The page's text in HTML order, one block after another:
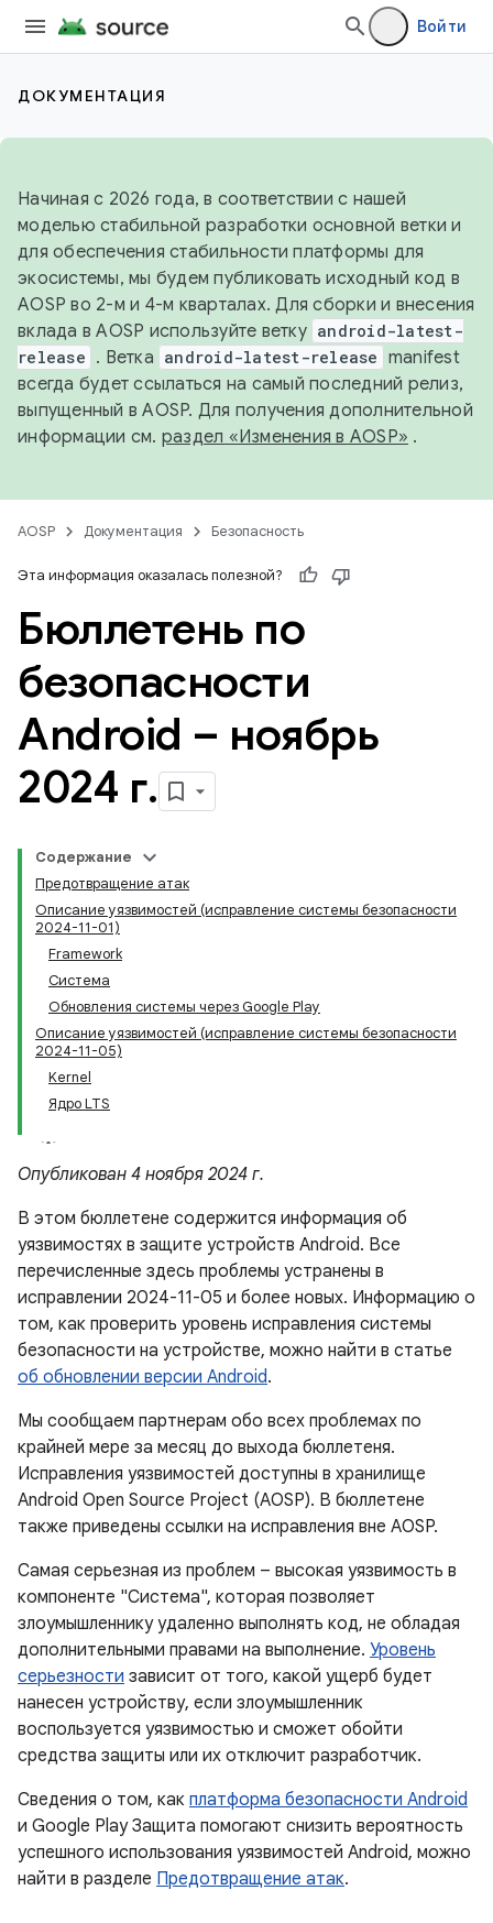
Войти
ДОКУМЕНТАЦИЯ
Начиная с 2026 года, в соответствии с нашей
моделью стабильной разработки основной ветки и
для обеспечения стабильности платформы для
экосистемы, мы будем публиковать исходный код в
AOSP во 2-м и 4-м кварталах. Для сборки и внесения
вклада в AOSP используйте ветку android-latest-
release . Ветка android-latest-release manifest
всегда будет ссылаться на самый последний релиз,
выпущенный в AOSP. Для получения дополнительной
информации см. раздел «Изменения в AOSP» .
AOSP Документация Безопасность
Эта информация оказалась полезной?
Бюллетень по
безопасности
Android – ноябрь
2024 г.
Содержание
Предотвращение атак
Описание уязвимостей (исправление системы безопасности
2024-11-01)
Framework
Система
Обновления системы через Google Play
Описание уязвимостей (исправление системы безопасности
2024-11-05)
Kernel
Ядро LTS
Опубликован 4 ноября 2024 г.
В этом бюллетене содержится информация об
уязвимостях в защите устройств Android. Все
перечисленные здесь проблемы устранены в
исправлении 2024-11-05 и более новых. Информацию о
том, как проверить уровень исправления системы
безопасности на устройстве, можно найти в статье
об обновлении версии Android.
Мы сообщаем партнерам обо всех проблемах по
крайней мере за месяц до выхода бюллетеня.
Исправления уязвимостей доступны в хранилище
Android Open Source Project (AOSP). В бюллетене
также приведены ссылки на исправления вне AOSP.
Самая серьезная из проблем – высокая уязвимость в
компоненте "Система", которая позволяет
злоумышленнику удаленно выполнять код, не обладая
дополнительными правами на выполнение. Уровень
серьезности зависит от того, какой ущерб будет
нанесен устройству, если злоумышленник
воспользуется уязвимостью и сможет обойти
средства защиты или их отключит разработчик.
Сведения о том, как платформа безопасности Android
и Google Play Защита помогают снизить вероятность
успешного использования уязвимостей Android, можно
найти в разделе Предотвращение атак.